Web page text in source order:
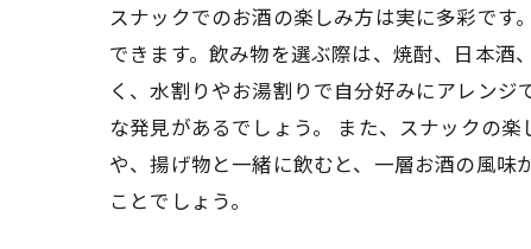
スナックでのお酒の楽しみ方は実に多彩で
できます。飲み物を選ぶ際は、焼酎、日本酒
く、水割りやお湯割りで自分好みにアレン
な発見があるでしょう。 また、スナックの
や、揚げ物と一緒に飲むと、一層お酒の風味
ことでしょう。